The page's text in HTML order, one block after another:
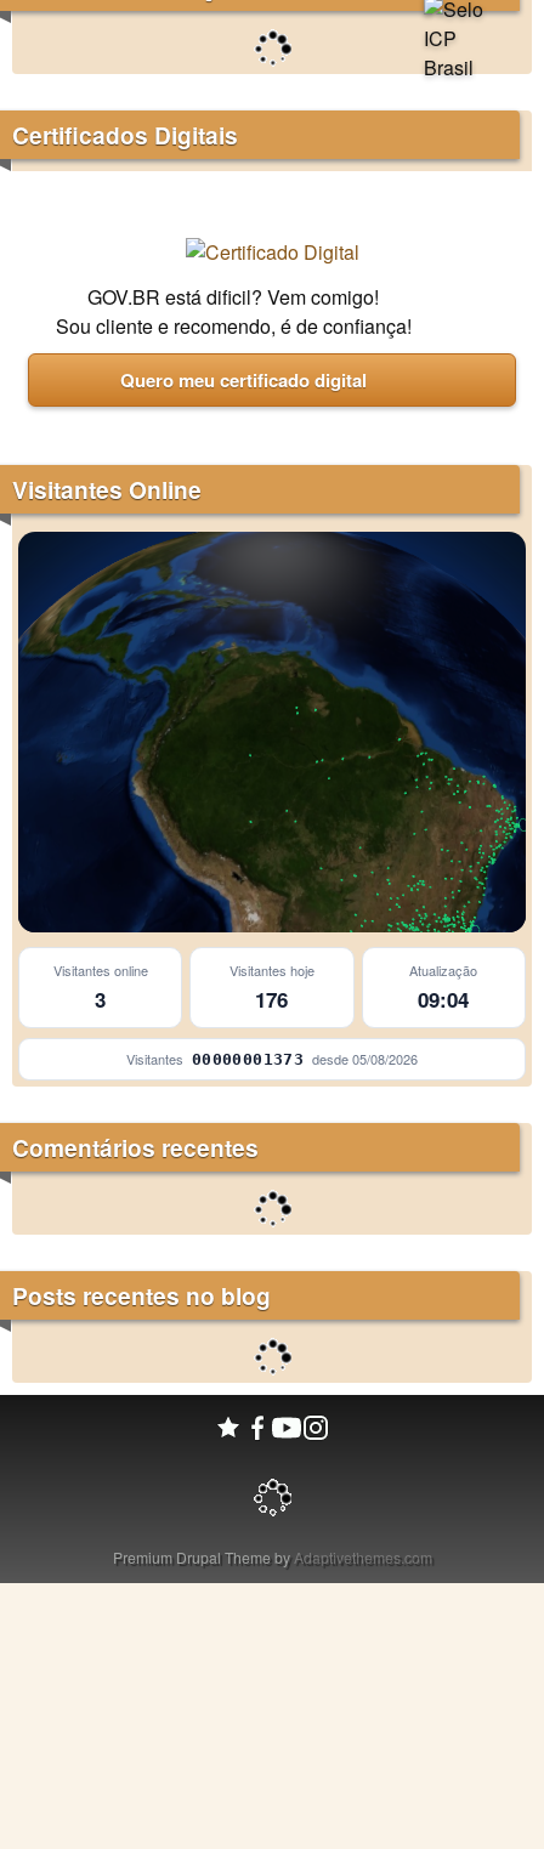
Certificados Digitais
GOV.BR está dificil? Vem comigo!
Sou cliente e recomendo, é de confiança!
Quero meu certificado digital
Visitantes Online
Visitantes online
3
Visitantes hoje
176
Atualização
09:04
Visitantes 00000001373 desde05/08/2026
Comentários recentes
Posts recentes no blog
Premium Drupal Theme byAdaptivethemes.com